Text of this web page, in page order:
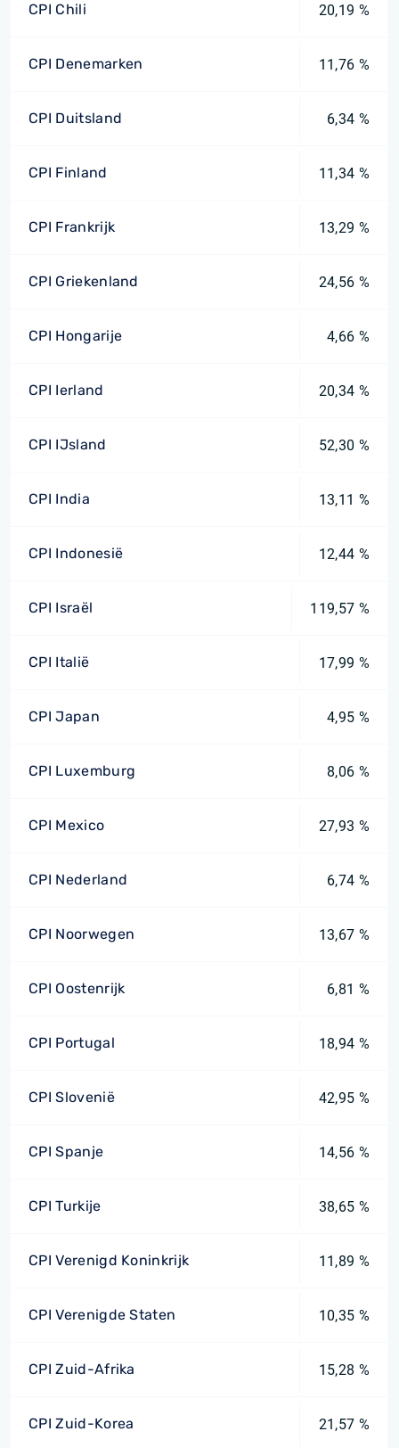
CPI Chili 20,19 %
CPI Denemarken 11,76 %
CPI Duitsland 6,34 %
CPI Finland 11,34 %
CPI Frankrijk 13,29 %
CPI Griekenland 24,56 %
CPI Hongarije 4,66 %
CPI Ierland 20,34 %
CPI IJsland 52,30 %
CPI India 13,11 %
CPI Indonesië 12,44 %
CPI Israël 119,57 %
CPI Italië 17,99 %
CPI Japan 4,95 %
CPI Luxemburg 8,06 %
CPI Mexico 27,93 %
CPI Nederland 6,74 %
CPI Noorwegen 13,67 %
CPI Oostenrijk 6,81 %
CPI Portugal 18,94 %
CPI Slovenië 42,95 %
CPI Spanje 14,56 %
CPI Turkije 38,65 %
CPI Verenigd Koninkrijk 11,89 %
CPI Verenigde Staten 10,35 %
CPI Zuid-Afrika 15,28 %
CPI Zuid-Korea 21,57 %